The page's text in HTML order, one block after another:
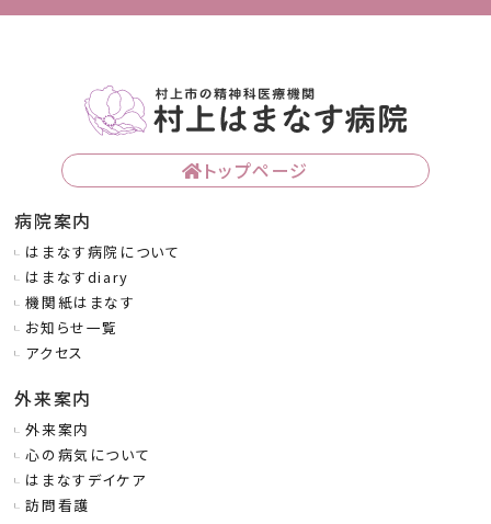
トップページ
病院案内
はまなす病院について
はまなすdiary
機関紙はまなす
お知らせ一覧
アクセス
外来案内
外来案内
心の病気について
はまなすデイケア
訪問看護